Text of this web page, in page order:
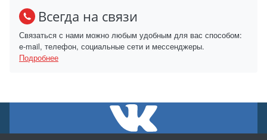
Всегда на связи
Связаться с нами можно любым удобным для вас способом:
e-mail, телефон, социальные сети и мессенджеры.
Подробнее